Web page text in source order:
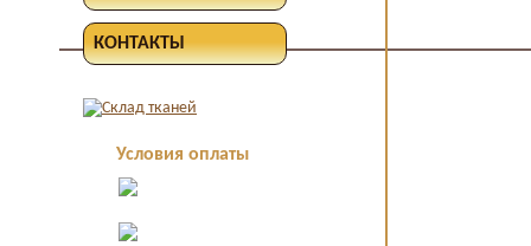
КОНТАКТЫ
Условия оплаты